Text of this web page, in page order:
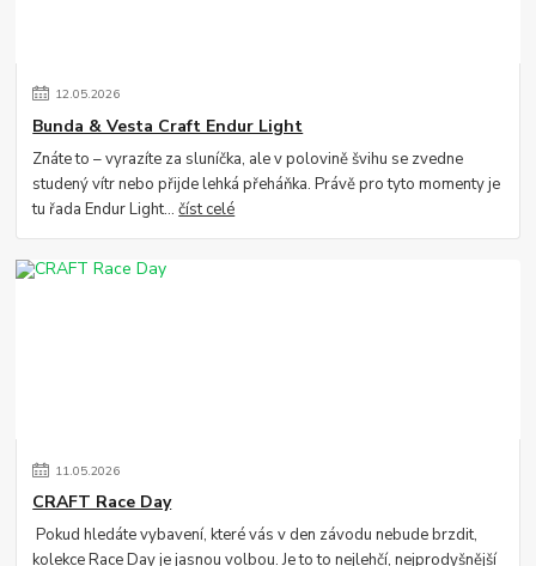
12.05.2026
Bunda & Vesta Craft Endur Light
Znáte to – vyrazíte za sluníčka, ale v polovině švihu se zvedne
studený vítr nebo přijde lehká přeháňka. Právě pro tyto momenty je
tu řada Endur Light...číst celé
11.05.2026
CRAFT Race Day
Pokud hledáte vybavení, které vás v den závodu nebude brzdit,
kolekce Race Day je jasnou volbou. Je to to nejlehčí, nejprodyšnější